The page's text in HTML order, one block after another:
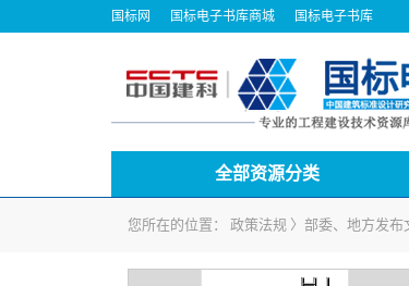
国标网 国标电子书库商城 国标电子书库
全部资源分类
您所在的位置： 政策法规 〉 部委、地方发布